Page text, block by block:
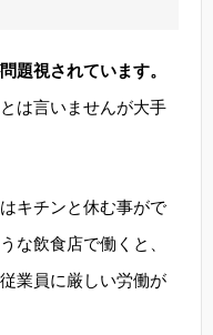
題視されています。
は言いませんが大手
キチンと休む事がで
な飲食店で働くと、
業員に厳しい労働が